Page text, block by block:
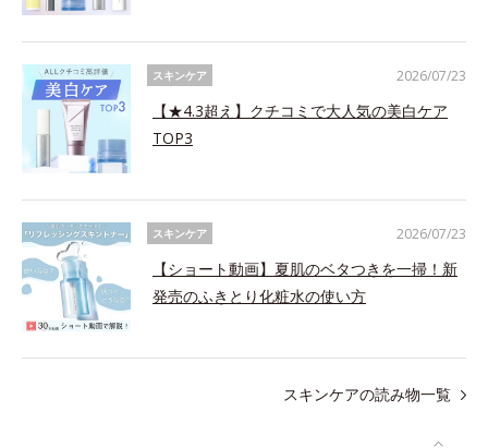
スキンケア
【★4.3超え】クチコミで大人気の美白ケア
TOP3
2026/07/23
スキンケア
【ショート動画】夏肌のベタつきを一掃！新
発売のふきとり化粧水の使い方
2026/07/23
スキンケアの読み物一覧